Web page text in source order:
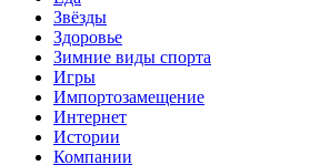
Звёзды
Здоровье
Зимние виды спорта
Игры
Импортозамещение
Интернет
Истории
Компании